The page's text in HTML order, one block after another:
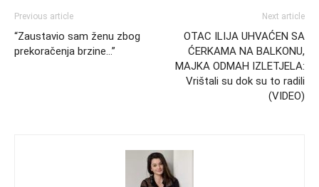
Previous article
“Zaustavio sam ženu zbog
prekoračenja brzine…”
Next article
OTAC ILIJA UHVAĆEN SA
ĆERKAMA NA BALKONU,
MAJKA ODMAH IZLETJELA:
Vrištali su dok su to radili
(VIDEO)